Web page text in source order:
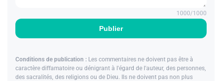
Publier
1000/1000
Conditions de publication : Les commentaires ne doivent pas être à
caractère diffamatoire ou dénigrant à l'égard de l'auteur, des personnes,
des sacralités, des religions ou de Dieu. Ils ne doivent pas non plus